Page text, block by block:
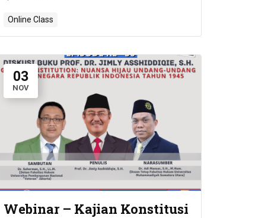
Kebudayaan Konstitusi
Online Class
03
NOV
Webinar – Kajian Konstitusi